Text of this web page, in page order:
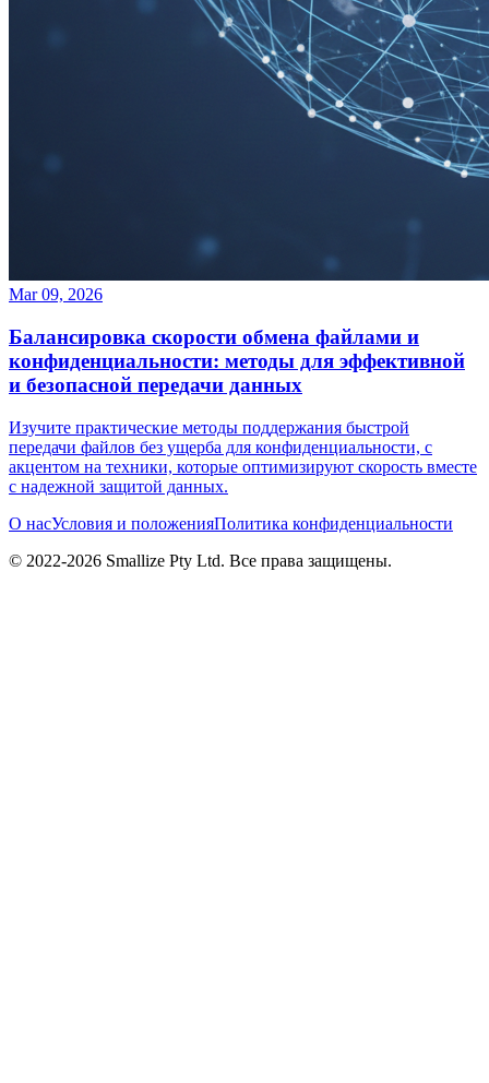
Mar 09, 2026
Балансировка скорости обмена файлами и
конфиденциальности: методы для эффективной
и безопасной передачи данных
Изучите практические методы поддержания быстрой
передачи файлов без ущерба для конфиденциальности, с
акцентом на техники, которые оптимизируют скорость вместе
с надежной защитой данных.
О насУсловия и положенияПолитика конфиденциальности
© 2022-2026 Smallize Pty Ltd. Все права защищены.